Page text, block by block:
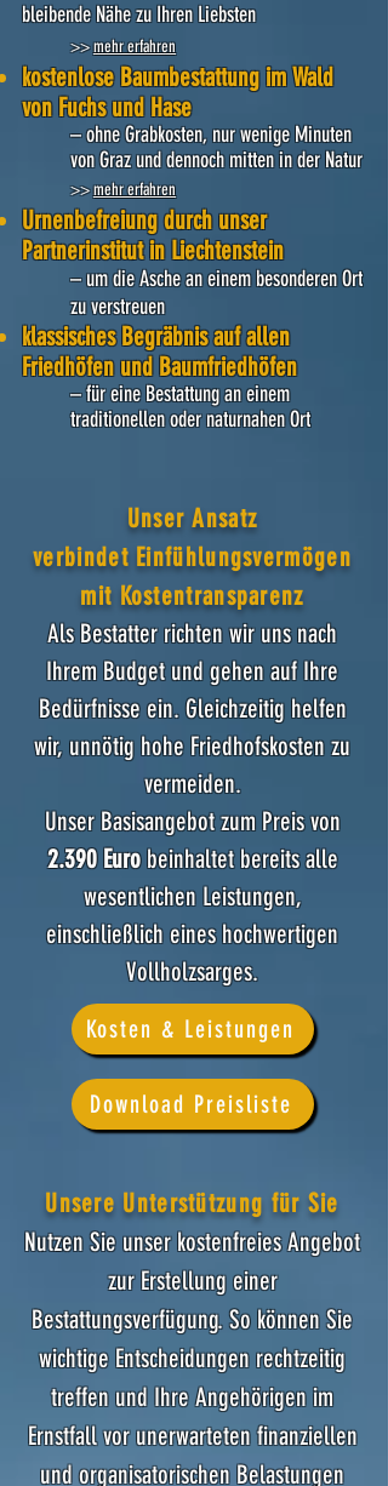
bleibende Nähe zu Ihren Liebsten
>>mehr erfahren
kostenlose Baumbestattung im Wald
von Fuchs und Hase
– ohne Grabkosten, nur wenige Minuten
von Graz und dennoch mitten in der Natur
>>mehr erfahren
Urnenbefreiung durch unser
Partnerinstitut in Liechtenstein
– um die Asche an einem besonderen Ort
zu verstreuen
klassisches Begräbnis auf allen
Friedhöfen und Baumfriedhöfen
– für eine Bestattung an einem
traditionellen oder naturnahen Ort
Unser Ansatz
verbindet Einfühlungsvermögen
mit Kostentransparenz
Als Bestatter richten wir uns nach
Ihrem Budget und gehen auf Ihre
Bedürfnisse ein. Gleichzeitig helfen
wir, unnötig hohe Friedhofskosten zu
vermeiden.
Unser Basisangebot zum Preis von
2.390 Eurobeinhaltet bereits alle
wesentlichen Leistungen,
einschließlich eines hochwertigen
Vollholzsarges.
Kosten & Leistungen
Download Preisliste
Unsere Unterstützung für Sie
Nutzen Sie unser kostenfreies Angebot
zur Erstellung einer
Bestattungsverfügung. So können Sie
wichtige Entscheidungen rechtzeitig
treffen und Ihre Angehörigen im
Ernstfall vor unerwarteten finanziellen
und organisatorischen Belastungen